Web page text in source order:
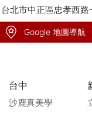
北市中正區忠孝西
Google 地圖導航
台中
沙鹿真美學